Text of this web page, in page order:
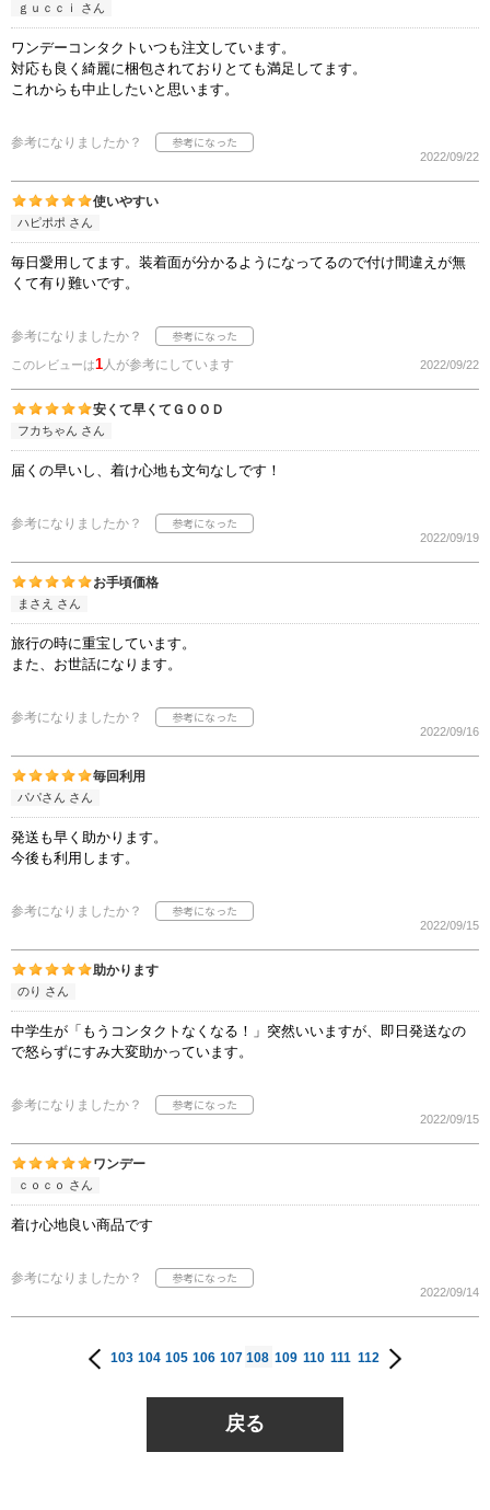
ｇｕｃｃｉ さん
ワンデーコンタクトいつも注文しています。
対応も良く綺麗に梱包されておりとても満足してます。
これからも中止したいと思います。
参考になりましたか？
2022/09/22
使いやすい
ハピポポ さん
毎日愛用してます。装着面が分かるようになってるので付け間違えが無
くて有り難いです。
参考になりましたか？
このレビューは1人が参考にしています 2022/09/22
安くて早くてＧＯＯＤ
フカちゃん さん
届くの早いし、着け心地も文句なしです！
参考になりましたか？
2022/09/19
お手頃価格
まさえ さん
旅行の時に重宝しています。
また、お世話になります。
参考になりましたか？
2022/09/16
毎回利用
パパさん さん
発送も早く助かります。
今後も利用します。
参考になりましたか？
2022/09/15
助かります
のり さん
中学生が「もうコンタクトなくなる！」突然いいますが、即日発送なの
で怒らずにすみ大変助かっています。
参考になりましたか？
2022/09/15
ワンデー
ｃｏｃｏ さん
着け心地良い商品です
参考になりましたか？
2022/09/14
103 104 105 106 107 108 109 110 111 112
戻る